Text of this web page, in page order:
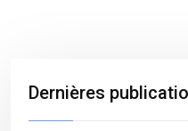
Dernières